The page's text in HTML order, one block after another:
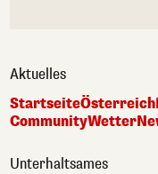
Aktuelles
StartseiteÖsterreich
CommunityWetter
Unterhaltsames